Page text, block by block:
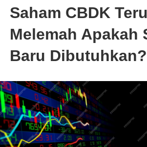
Saham CBDK
Melemah Apakah
Baru Dibutuhkan?